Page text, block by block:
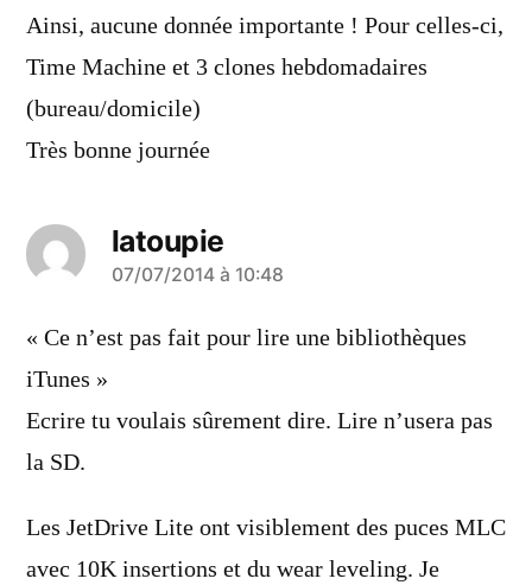
Ainsi, aucune donnée importante ! Pour celles-ci,
Time Machine et 3 clones hebdomadaires
(bureau/domicile)
Très bonne journée
latoupie
a
dit :
07/07/2014 à 10:48
« Ce n’est pas fait pour lire une bibliothèques
iTunes »
Ecrire tu voulais sûrement dire. Lire n’usera pas
la SD.
Les JetDrive Lite ont visiblement des puces MLC
avec 10K insertions et du wear leveling. Je